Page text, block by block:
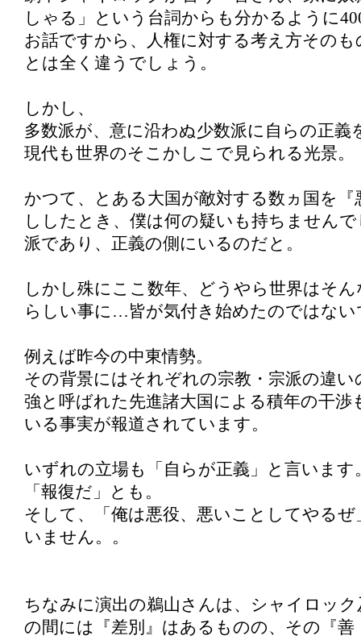
しゃる」という台詞からも分かるように
お話ですから、人権に対する考え方その
とは全く違うでしょう。
しかし、
多数派が、意に沿わぬ少数派に自らの正義
現代も世界のそこかしこで見られる光景。
かつて、とある大国が敵対する数ヵ国を『
ししたとき、僕は何の疑いも持ちません
派であり、正義の側にいるのだと。
しかし殊にここ数年、どうやら世界はそ
らしい事に…皆が気付き始めたのではない
例えば昨今の中東情勢。
その背景にはそれぞれの宗教・宗派の違
強と呼ばれた先進諸大国による積年の干渉
いる事実が報道されています。
いずれの立場も「自らが正義」と言います
「報復だ」とも。
そして、「俺は悪役、悪いことしてやる
いません。。
ちなみに演出の鵜山さんは、シャイロッ
の間には『差別』はあるものの、その『善